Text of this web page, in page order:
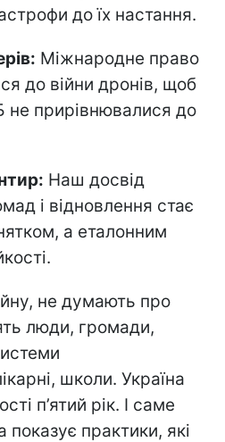
до їх настання.
Міжнародне право
до війни дронів, щоб
не прирівнювалися до
Наш досвід
і відновлення стає
а еталонним
не думають про
люди, громади,
школи. Україна
п’ятий рік. І саме
показує практики, які